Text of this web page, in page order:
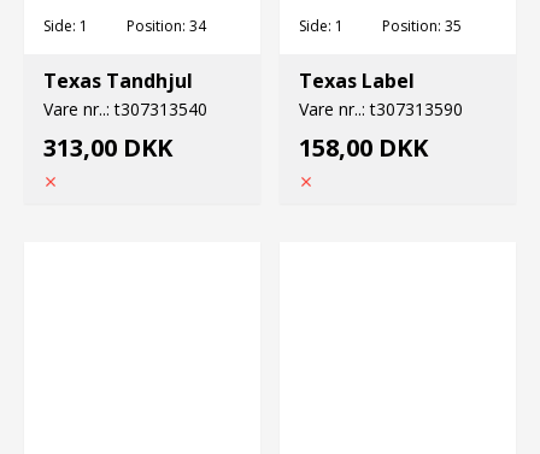
Side: 1 Position: 34
Texas Tandhjul
Vare nr..: t307313540
313,00 DKK
Side: 1 Position: 35
Texas Label
Vare nr..: t307313590
158,00 DKK